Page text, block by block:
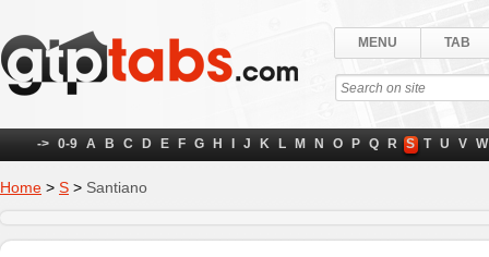
MENU TAB
-> 0-9 A B C D E F G H J K L M N O P Q R S T U V W
Home > S > Santiano